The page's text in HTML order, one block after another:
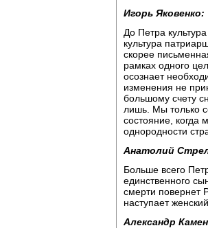
Игорь Яковенко:
До Петра
культура
скорее
рамках одного
осознает
изменения не
большому счету
лишь. Мы только
состояние, когда
однородности
Анатолий
Больше всего
единственного
смерти повернет
наступает
Александр